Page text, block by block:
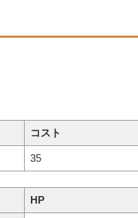
コスト
35
HP